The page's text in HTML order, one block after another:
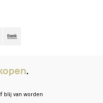
.
blij van worden